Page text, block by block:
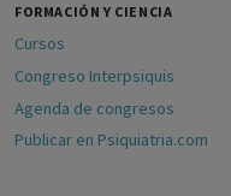
FORMACIÓN Y CIENCIA
Cursos
Congreso Interpsiquis
Agenda de congresos
Publicar en Psiquiatria.com